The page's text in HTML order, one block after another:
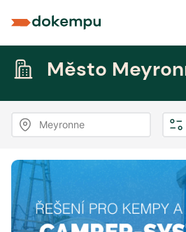
Město
Meyronne